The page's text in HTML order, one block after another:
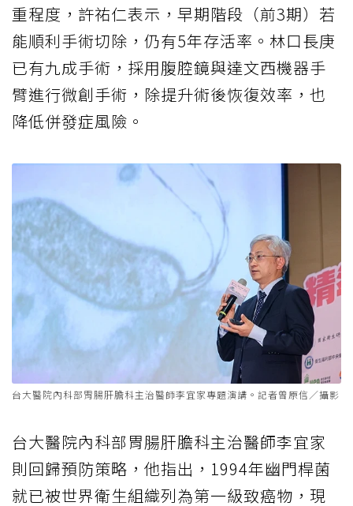
重程度，許祐仁表示，早期階段（前3期）若
能順利手術切除，仍有5年存活率。林口長庚
已有九成手術，採用腹腔鏡與達文西機器手
臂進行微創手術，除提升術後恢復效率，也
降低併發症風險。
台大醫院內科部胃腸肝膽科主治醫師李宜家專題演講。記者曾原信／攝影
台大醫院內科部胃腸肝膽科主治醫師李宜家
則回歸預防策略，他指出，1994年幽門桿菌
就已被世界衛生組織列為第一級致癌物，現